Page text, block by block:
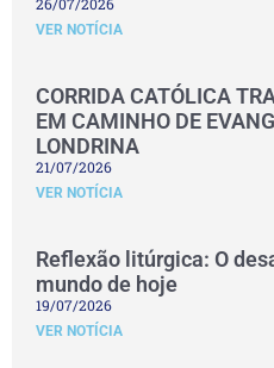
VER NOTÍCIA
CORRIDA CATÓLICA
EM CAMINHO DE
LONDRINA
21/07/2026
VER NOTÍCIA
Reflexão litúrgica: O
mundo de hoje
19/07/2026
VER NOTÍCIA